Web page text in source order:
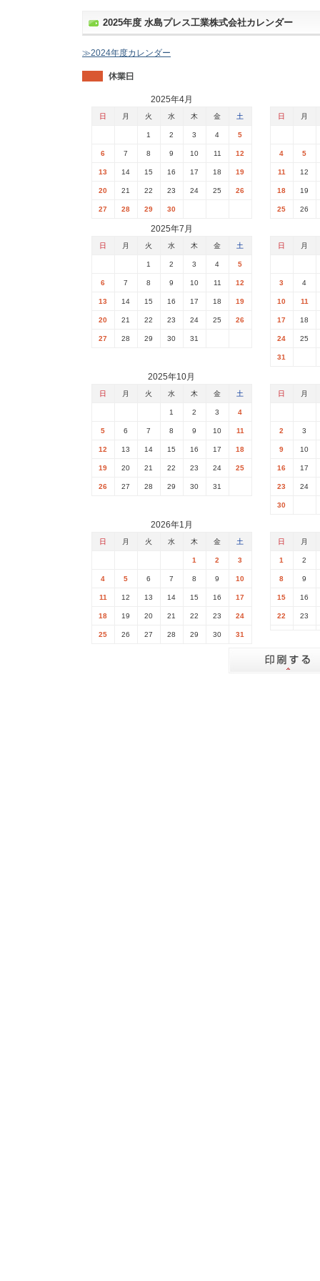
2025年度 水島プレス工業株式会社カレンダー
≫2024年度カレンダー
2025年4月
日 月 火 水 木 金 土
1 2 3 4 5
6 7 8 9 10 11 12
13 14 15 16 17 18 19
20 21 22 23 24 25 26
27 28 29 30
日 月
4 5
11 12
18 19
25 26
2025年7月
日 月 火 水 木 金 土
1 2 3 4 5
6 7 8 9 10 11 12
13 14 15 16 17 18 19
20 21 22 23 24 25 26
27 28 29 30 31
日 月
3 4
10 11
17 18
24 25
31
2025年10月
日 月 火 水 木 金 土
1 2 3 4
5 6 7 8 9 10 11
12 13 14 15 16 17 18
19 20 21 22 23 24 25
26 27 28 29 30 31
日 月
2 3
9 10
16 17
23 24
30
2026年1月
日 月 火 水 木 金 土
1 2 3
4 5 6 7 8 9 10
11 12 13 14 15 16 17
18 19 20 21 22 23 24
25 26 27 28 29 30 31
日 月
1 2
8 9
15 16
22 23